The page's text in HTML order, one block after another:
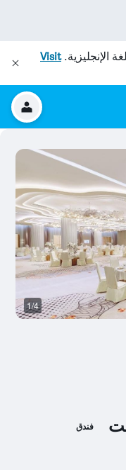
الإنجليزية.Visit
فندق
1/4